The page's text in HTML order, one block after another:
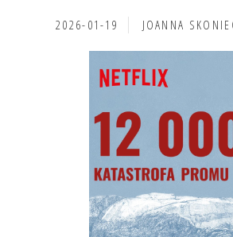
2026-01-19 JOANNA